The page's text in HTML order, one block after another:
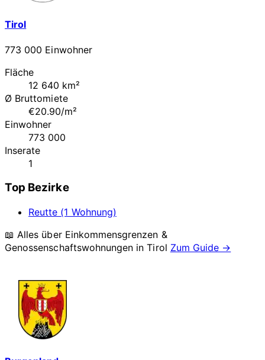
Tirol
773 000 Einwohner
Fläche
12 640 km²
Ø Bruttomiete
€20.90/m²
Einwohner
773 000
Inserate
1
Top Bezirke
Reutte (1 Wohnung)
📖 Alles über Einkommensgrenzen &
Genossenschaftswohnungen inTirol Zum Guide →